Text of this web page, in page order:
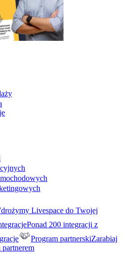
Livespace do Twojej
Ponad 200 integracji z
Program partnerskiZarabiaj
partnerem